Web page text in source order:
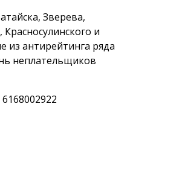
Зверева,
и
из антирейтинга ряда
неплательщиков